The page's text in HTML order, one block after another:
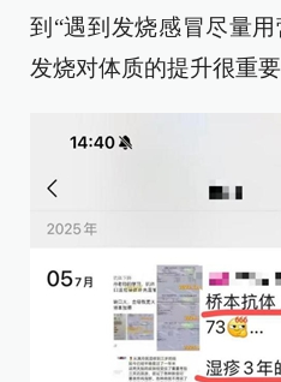
到“遇到发烧感冒尽量
发烧对体质的提升很重要